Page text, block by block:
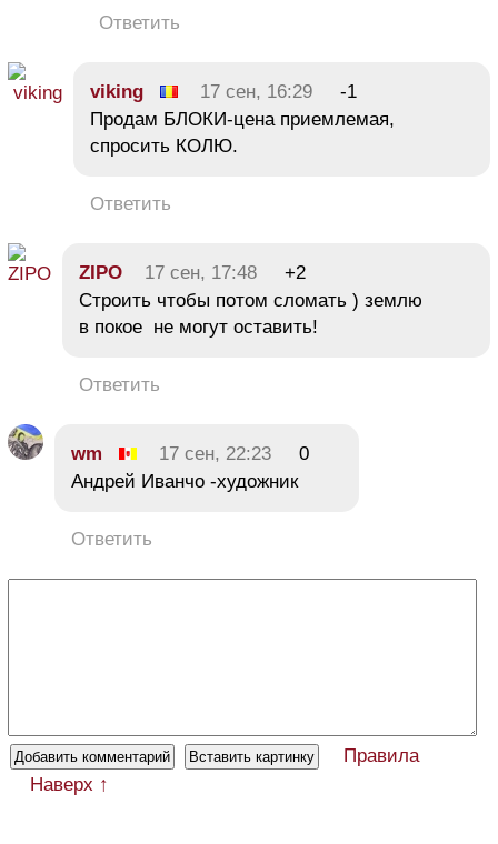
Ответить
viking 17 сен, 16:29
-1
Продам БЛОКИ-цена приемлемая,
спросить КОЛЮ.
Ответить
ZIPO 17 сен, 17:48
+2
Строить чтобы потом сломать ) землю
в покое не могут оставить!
Ответить
wm 17 сен, 22:23
0
Андрей Иванчо -художник
Ответить
Правила
Наверх ↑